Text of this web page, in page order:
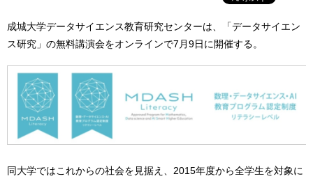
成城大学データサイエンス教育研究センターは、「データサイエン
ス研究」の無料講演会をオンラインで7月9日に開催する。
同大学ではこれからの社会を見据え、2015年度から全学生を対象に